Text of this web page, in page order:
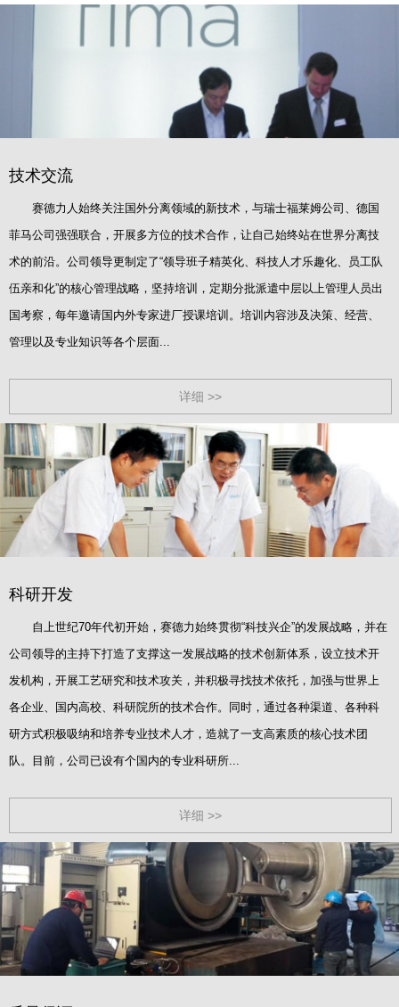
技术交流
赛德力人始终关注国外分离领域的新技术，与瑞士福莱姆公司、德国
菲马公司强强联合，开展多方位的技术合作，让自己始终站在世界分离技
术的前沿。公司领导更制定了“领导班子精英化、科技人才乐趣化、员工队
伍亲和化”的核心管理战略，坚持培训，定期分批派遣中层以上管理人员出
国考察，每年邀请国内外专家进厂授课培训。培训内容涉及决策、经营、
管理以及专业知识等各个层面...
详细 >>
科研开发
自上世纪70年代初开始，赛德力始终贯彻“科技兴企”的发展战略，并在
公司领导的主持下打造了支撑这一发展战略的技术创新体系，设立技术开
发机构，开展工艺研究和技术攻关，并积极寻找技术依托，加强与世界上
各企业、国内高校、科研院所的技术合作。同时，通过各种渠道、各种科
研方式积极吸纳和培养专业技术人才，造就了一支高素质的核心技术团
队。目前，公司已设有个国内的专业科研所...
详细 >>